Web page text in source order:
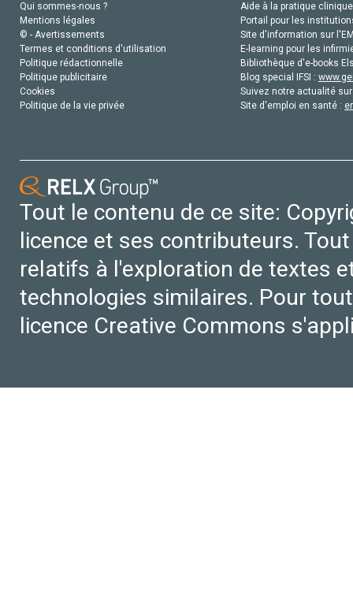
Qui sommes-nous ?
Mentions légales
© - Avertissements
Termes et conditions d'utilisation
Politique rédactionnelle
Politique publicitaire
Cookies
Politique de la vie privée
Aide à la pratique
Portail pour les
Site d'information sur
E-learning pour les
Bibliothèque d'e-books
Blog special IFSI :
Suivez notre actualité
Site d'emploi en santé :
Tout le contenu de ce site:
licence et ses contributeurs.
relatifs à l'exploration de textes
technologies similaires. Pour
licence Creative Commons